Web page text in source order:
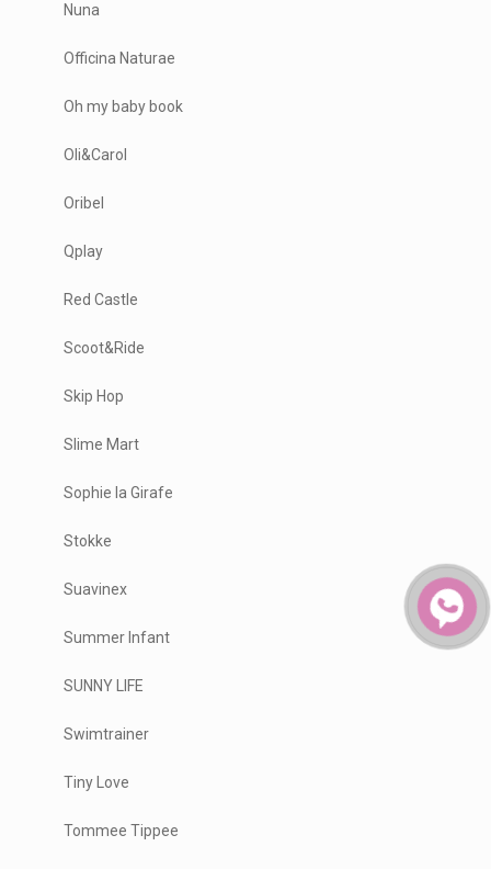
Nuna
Officina Naturae
Oh my baby book
Oli&Carol
Oribel
Qplay
Red Castle
Scoot&Ride
Skip Hop
Slime Mart
Sophie la Girafe
Stokke
Suavinex
Summer Infant
SUNNY LIFE
Swimtrainer
Tiny Love
Tommee Tippee